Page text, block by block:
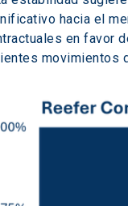
hacia el
en favor
movimientos